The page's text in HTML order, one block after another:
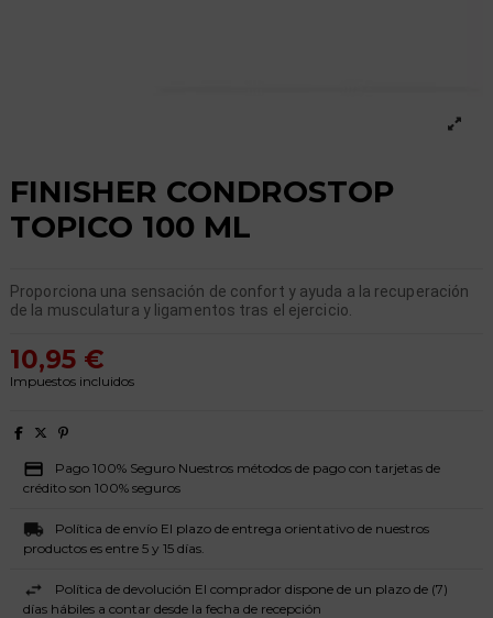
FINISHER CONDROSTOP
TOPICO 100 ML
Proporciona una sensación de confort y ayuda a la recuperación
de la musculatura y ligamentos tras el ejercicio.
10,95 €
Impuestos incluidos
Pago 100% Seguro Nuestros métodos de pago con tarjetas de
crédito son 100% seguros
Política de envío El plazo de entrega orientativo de nuestros
productos es entre 5 y 15 días.
Política de devolución El comprador dispone de un plazo de (7)
días hábiles a contar desde la fecha de recepción